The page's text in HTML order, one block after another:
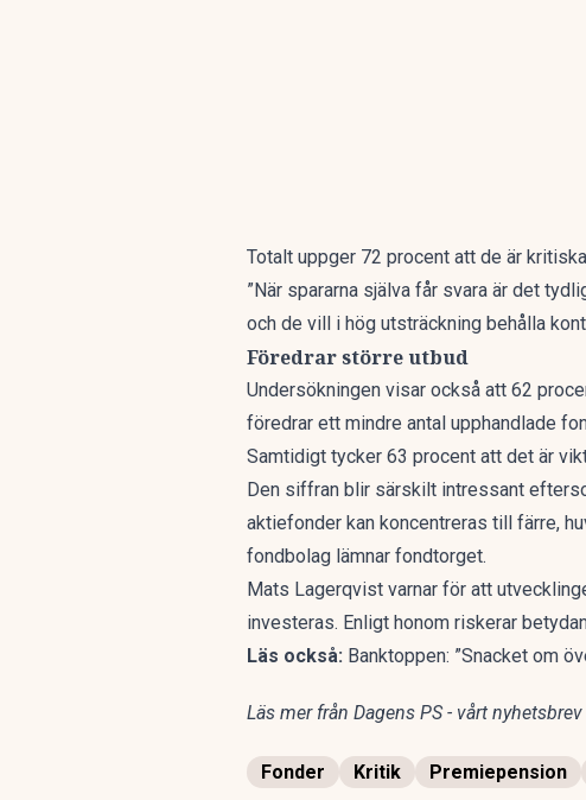
Totalt uppger 72 procent att de är
”När spararna själva får svara är det
och de vill i hög utsträckning behålla
Föredrar större utbud
Undersökningen visar också att 62
föredrar ett mindre antal upphandlade
Samtidigt tycker 63 procent att det är
Den siffran blir särskilt intressant
aktiefonder kan koncentreras till färre,
fondbolag lämnar fondtorget.
Mats Lagerqvist varnar för att
investeras. Enligt honom riskerar
Läs också: Banktoppen: ”Snacket om
Läs mer från Dagens PS - vårt
Fonder Kritik Premiepension